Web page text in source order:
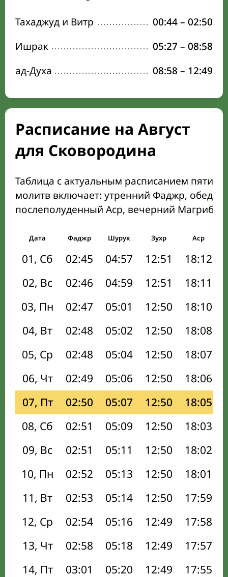
Тахаджуд и Витр 00:44– 02:50
Ишрак
05:27 – 08:58
ад-Духа
08:58 – 12:49
Расписание на Август
для Сковородина
Таблица с актуальным расписанием пяти
молитв включает: утренний Фаджр,
послеполуденный Аср, вечерний Магриб
Дата Фаджр Шурук Зухр Аср
01, Сб 02:45 04:57 12:51 18:12
02, Вс
02:46 04:59 12:51 18:11
03, Пн
02:47 05:01 12:50 18:10
04, Вт
02:48 05:02 12:50 18:08
05, Ср
02:48 05:04 12:50 18:07
06, Чт
02:49 05:06 12:50 18:06
07, Пт
02:50 05:07 12:50 18:05
08, Сб
02:51 05:09 12:50 18:03
09, Вс
02:51 05:11 12:50 18:02
10, Пн
02:52 05:13 12:50 18:01
11, Вт
02:53 05:14 12:50 17:59
12, Ср
02:54 05:16 12:49 17:58
13, Чт
02:58 05:18 12:49 17:57
14, Пт
03:01 05:20 12:49 17:55